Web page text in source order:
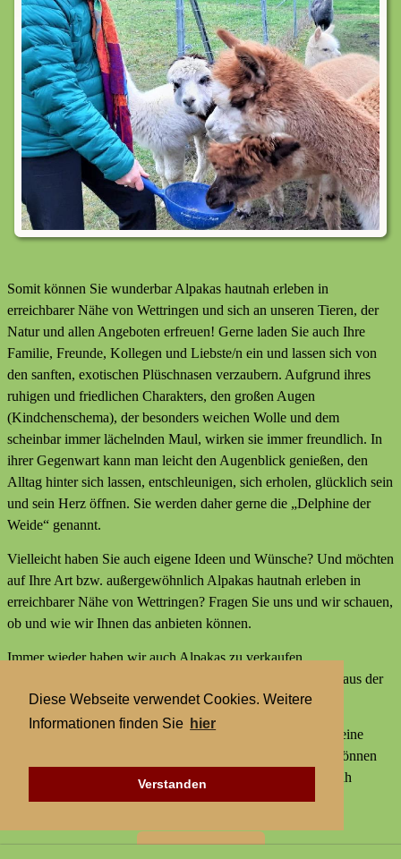
Diese Webseite verwendet Cookies. Weitere
Informationen finden Sie hier
Verstanden
Somit können Sie wunderbar Alpakas hautnah erleben in
erreichbarer Nähe von Wettringen und sich an unseren Tieren, der
Natur und allen Angeboten erfreuen! Gerne laden Sie auch Ihre
Familie, Freunde, Kollegen und Liebste/n ein und lassen sich von
den sanften, exotischen Plüschnasen verzaubern. Aufgrund ihres
ruhigen und friedlichen Charakters, den großen Augen
(Kindchenschema), der besonders weichen Wolle und dem
scheinbar immer lächelnden Maul, wirken sie immer freundlich. In
ihrer Gegenwart kann man leicht den Augenblick genießen, den
Alltag hinter sich lassen, entschleunigen, sich erholen, glücklich sein
und sein Herz öffnen. Sie werden daher gerne die „Delphine der
Weide“ genannt.
Vielleicht haben Sie auch eigene Ideen und Wünsche? Und möchten
auf Ihre Art bzw. außergewöhnlich Alpakas hautnah erleben in
erreichbarer Nähe von Wettringen? Fragen Sie uns und wir schauen,
ob und wie wir Ihnen das anbieten können.
Immer wieder haben wir auch Alpakas zu verkaufen,
Alpakaprodukte, z.B. Alpakaseife oder Alpaka-Bettdecken aus der
Wolle unserer Tiere und außerdem kleine Geschenke.
Wir bieten keine externen Aktivitäten mit Alpakas an und keine
Alpaka-Wanderungen. Aber statt einer Alpakawanderung können
Sie bei uns Alpakas Mal anders erleben und Alpakas hautnah
erleben in erreichbarer Nähe von Wettringen.